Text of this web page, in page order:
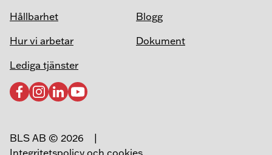
Hållbarhet
Hur vi arbetar
Lediga tjänster
Blogg
Dokument
BLS AB © 2026
Integritetspolicy och cookies